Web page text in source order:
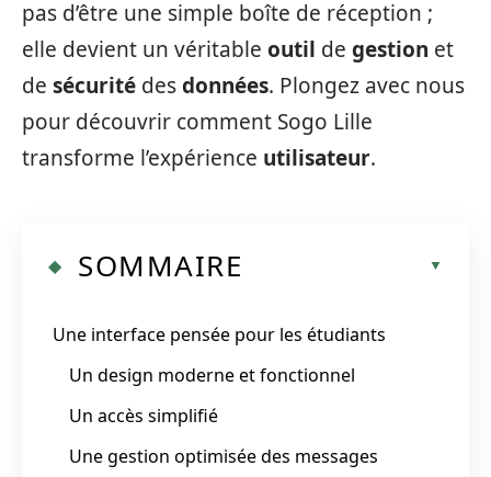
pas d’être une simple boîte de réception ;
elle devient un véritable outil de gestion et
de sécurité desdonnées. Plongez avec nous
pour découvrir comment Sogo Lille
transforme l’expérience utilisateur.
SOMMAIRE
Une interface pensée pour les étudiants
Un design moderne et fonctionnel
Un accès simplifié
Une gestion optimisée des messages